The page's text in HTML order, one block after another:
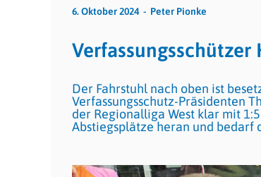
6. Oktober 2024 Peter Pionke
Verfassungsschützer
Der Fahrstuhl nach oben ist
Verfassungsschutz-Präsidenten
der Regionalliga West klar mit
Abstiegsplätze heran und bedarf